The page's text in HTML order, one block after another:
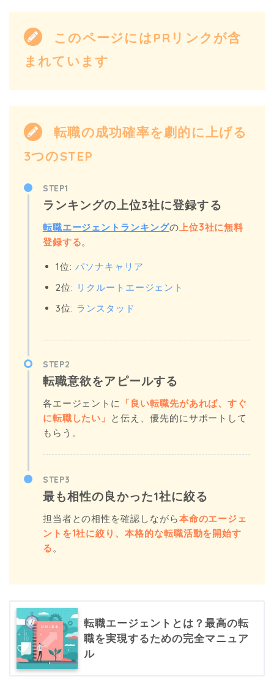
このページにはPRリンクが含
まれています
転職の成功確率を劇的に上げる
3つのSTEP
STEP1
ランキングの上位3社に登録する
転職エージェントランキングの上位3社に無料
登録する。
1位:パソナキャリア
2位: リクルートエージェント
3位: ランスタッド
STEP2
転職意欲をアピールする
各エージェントに 「良い転職先があれば、すぐ
に転職したい」 と伝え、優先的にサポートして
もらう。
STEP3
最も相性の良かった1社に絞る
担当者との相性を確認しながら本命のエージェ
ントを1社に絞り、本格的な転職活動を開始す
る。
転職エージェントとは？最高の転
職を実現するための完全マニュア
ル